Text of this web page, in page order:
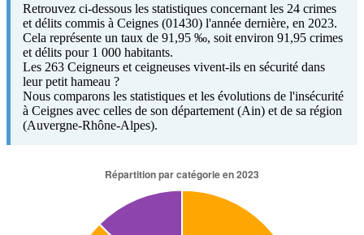
Retrouvez ci-dessous les statistiques concernant les 24 crimes
et délits commis à Ceignes (01430) l'année dernière, en 2023.
Cela représente un taux de 91,95 ‰, soit environ 91,95 crimes
et délits pour 1 000 habitants.
Les 263 Ceigneurs et ceigneuses vivent-ils en sécurité dans
leur petit hameau ?
Nous comparons les statistiques et les évolutions de l'insécurité
à Ceignes avec celles de son département (Ain) et de sa région
(Auvergne-Rhône-Alpes).